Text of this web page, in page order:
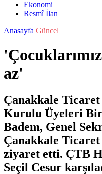
Ekonomi
Resmî İlan
Anasayfa Güncel
az'
Çanakkale Ticaret
Kurulu Üyeleri
Badem, Genel
Çanakkale
ziyaret etti. ÇTB
Seçil Cesur